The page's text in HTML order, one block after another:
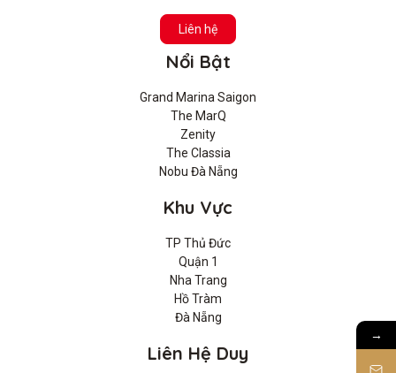
Liên hệ
Nổi Bật
Grand Marina Saigon
The MarQ
Zenity
The Classia
Nobu Đà Nẵng
Khu Vực
TP Thủ Đức
Quận 1
Nha Trang
Hồ Tràm
Đà Nẵng
Liên Hệ Duy
→